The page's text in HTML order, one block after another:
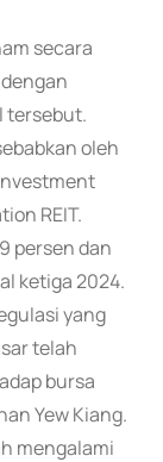
secara
tersebut.
oleh
REIT.
persen dan
ketiga 2024.
yang
telah
bursa
Yew Kiang.
mengalami